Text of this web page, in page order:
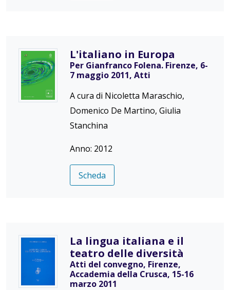
L'italiano in Europa
Per Gianfranco Folena. Firenze, 6-
7 maggio 2011, Atti
A cura di Nicoletta Maraschio,
Domenico De Martino, Giulia
Stanchina
Anno: 2012
Scheda
La lingua italiana e il
teatro delle diversità
Atti del convegno, Firenze,
Accademia della Crusca, 15-16
marzo 2011